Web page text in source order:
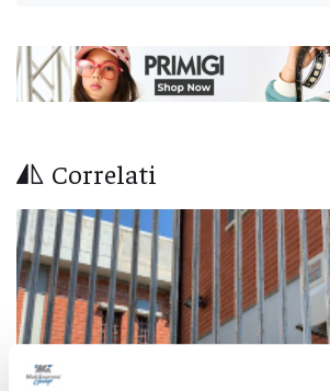
Correlati